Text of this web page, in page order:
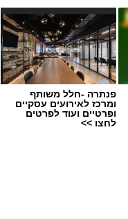
פנתרה -חלל משותף
ומרכז לאירועים עסקיים
ופרטיים ועוד לפרטים
לחצו >>